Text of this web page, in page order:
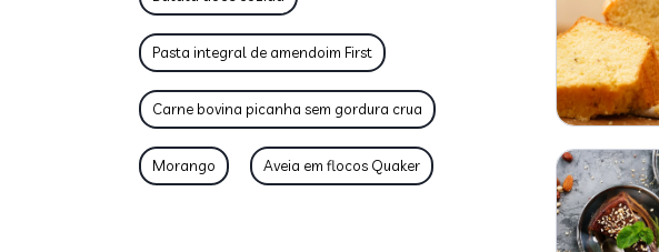
Pasta integral de amendoim First
Carne bovina picanha sem gordura crua
Morango Aveia em flocos Quaker